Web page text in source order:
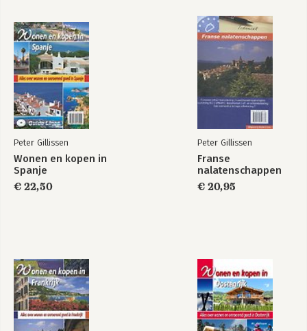
voorheffing)
27. Aftrekbaarheid van hypotheekrente in België
28. Uw zorgverzekering bij vestiging in België
Bijlagen
Adressen- en internetoverzicht
Bestelformulieren
Bronnen
Peter Gillissen
Wonen en kopen in
Spanje
€ 22,50
Peter Gillissen
Franse
nalatenschappen
€ 20,95